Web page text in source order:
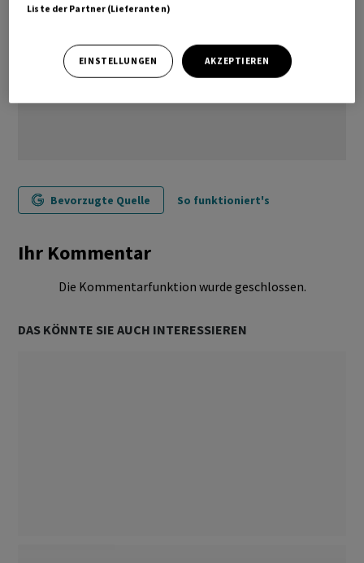
Bevorzugte Quelle So funktioniert's
Ihr Kommentar
Die Kommentarfunktion wurde geschlossen.
DAS KÖNNTE SIE AUCH INTERESSIEREN
Liste der Partner (Lieferanten)
EINSTELLUNGEN AKZEPTIEREN